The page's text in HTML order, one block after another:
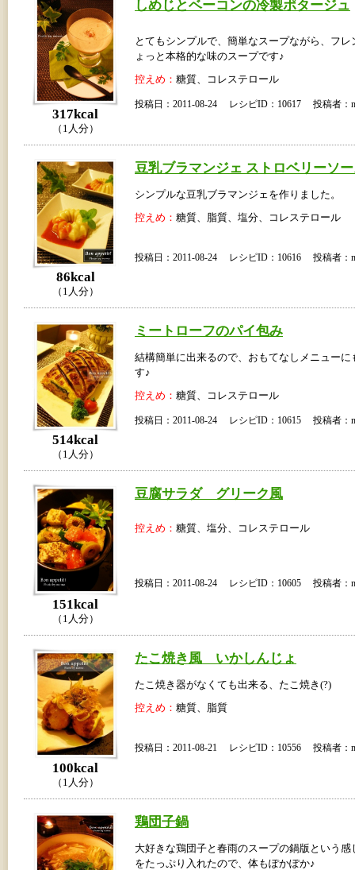
317kcal
（1人分）
しめじとベーコンの冷製ポタージュ
とてもシンプルで、簡単なスープながら、フレ
ょっと本格的な味のスープです♪
控えめ： 糖質、コレステロール
投稿日：2011-08-24 レシピID：10617 投稿者：
86kcal
（1人分）
豆乳ブラマンジェ ストロベリーソ
シンプルな豆乳ブラマンジェを作りました。
控えめ： 糖質、脂質、塩分、コレステロール
投稿日：2011-08-24 レシピID：10616 投稿者：
514kcal
（1人分）
ミートローフのパイ包み
結構簡単に出来るので、おもてなしメニューに
す♪
控えめ： 糖質、コレステロール
投稿日：2011-08-24 レシピID：10615 投稿者：
151kcal
（1人分）
豆腐サラダ グリーク風
控えめ： 糖質、塩分、コレステロール
投稿日：2011-08-24 レシピID：10605 投稿者：
100kcal
（1人分）
たこ焼き風 いかしんじょ
たこ焼き器がなくても出来る、たこ焼き(?)
控えめ： 糖質、脂質
投稿日：2011-08-21 レシピID：10556 投稿者：
鶏団子鍋
大好きな鶏団子と春雨のスープの鍋版という感
をたっぷり入れたので、体もぽかぽか♪